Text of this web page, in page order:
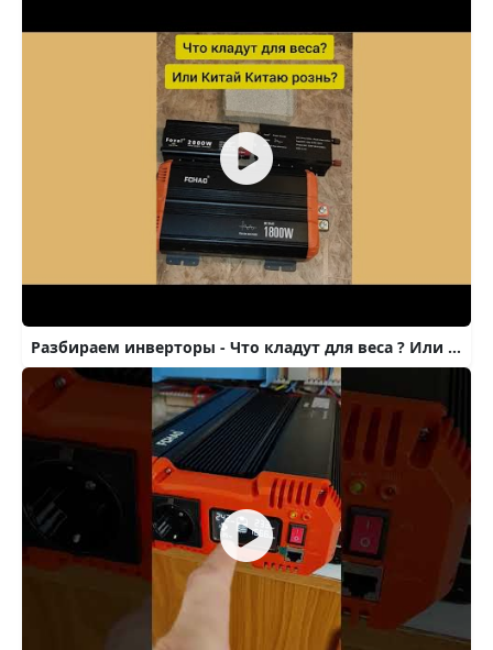
Разбираем инверторы - Что кладут для веса ? Или Китай Китаю рознь.